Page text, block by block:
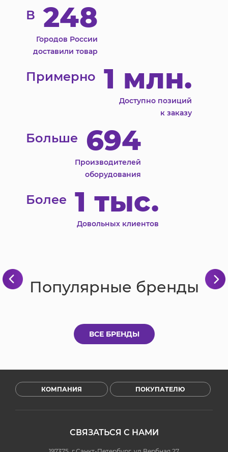
В 248
Городов России
доставили товар
Примерно 1 млн.
Доступно позиций
к заказу
Больше 694
Производителей
оборудования
Более 1 тыс.
Довольных клиентов
Популярные бренды
ВСЕ БРЕНДЫ
КОМПАНИЯ ПОКУПАТЕЛЮ
СВЯЗАТЬСЯ С НАМИ